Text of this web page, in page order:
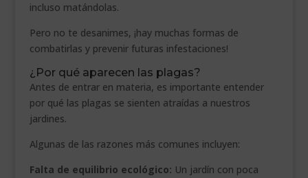
incluso matándolas.
Pero no te desanimes, ¡hay muchas formas de
combatirlas y prevenir futuras infestaciones!
¿Por qué aparecen las plagas?
Antes de entrar en materia, es importante entender
por qué las plagas se sienten atraídas a nuestros
jardines.
Algunas de las razones más comunes incluyen:
Falta de equilibrio ecológico: Un jardín con poca